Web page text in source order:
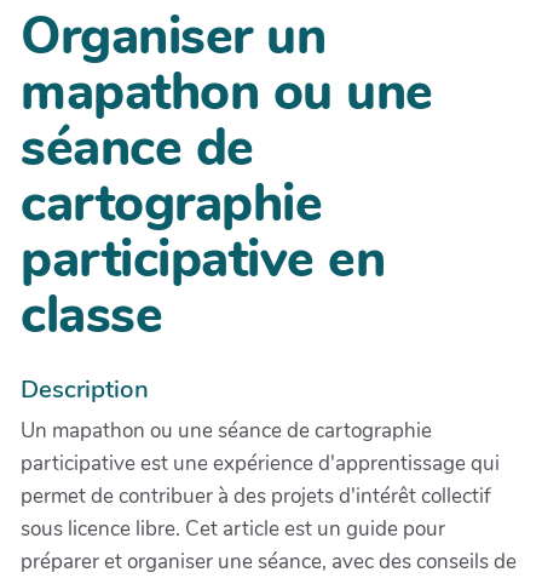
Organiser un
mapathon ou une
séance de
cartographie
participative en
classe
Description
Un mapathon ou une séance de cartographie
participative est une expérience d'apprentissage qui
permet de contribuer à des projets d'intérêt collectif
sous licence libre. Cet article est un guide pour
préparer et organiser une séance, avec des conseils de